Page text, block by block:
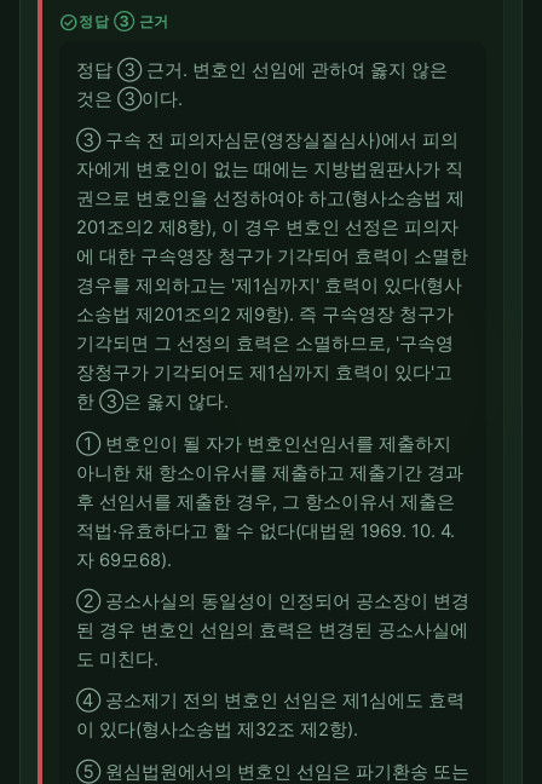
check_circle정답 ③ 근거
정답 ③ 근거. 변호인 선임에 관하여 옳지 않은
것은 ③이다.
③ 구속 전 피의자심문(영장실질심사)에서 피의
자에게 변호인이 없는 때에는 지방법원판사가 직
권으로 변호인을 선정하여야 하고(형사소송법 제
201조의2 제8항), 이 경우 변호인 선정은 피의자
에 대한 구속영장 청구가 기각되어 효력이 소멸한
경우를 제외하고는 '제1심까지' 효력이 있다(형사
소송법 제201조의2 제9항). 즉 구속영장 청구가
기각되면 그 선정의 효력은 소멸하므로, '구속영
장청구가 기각되어도 제1심까지 효력이 있다'고
한 ③은 옳지 않다.
① 변호인이 될 자가 변호인선임서를 제출하지
아니한 채 항소이유서를 제출하고 제출기간 경과
후 선임서를 제출한 경우, 그 항소이유서 제출은
적법·유효하다고 할 수 없다(대법원 1969. 10. 4.
자 69모68).
② 공소사실의 동일성이 인정되어 공소장이 변경
된 경우 변호인 선임의 효력은 변경된 공소사실에
도 미친다.
④ 공소제기 전의 변호인 선임은 제1심에도 효력
이 있다(형사소송법 제32조 제2항).
⑤ 원심법원에서의 변호인 선임은 파기환송 또는